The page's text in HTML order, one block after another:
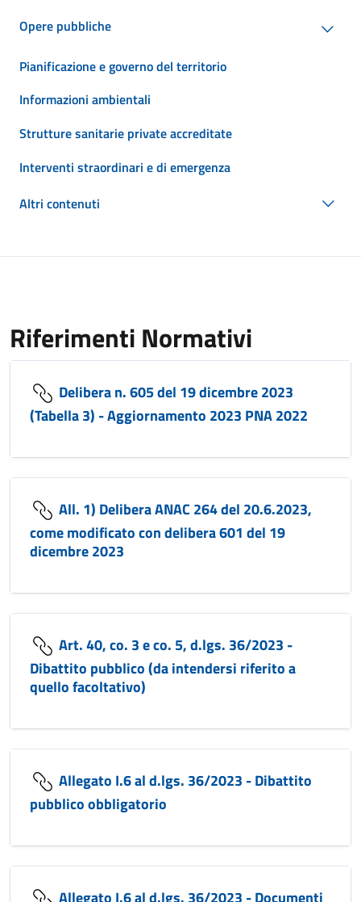
Opere pubbliche
Pianificazione e governo del territorio
Informazioni ambientali
Strutture sanitarie private accreditate
Interventi straordinari e di emergenza
Altri contenuti
Riferimenti Normativi
Delibera n. 605 del 19 dicembre 2023
(Tabella 3) - Aggiornamento 2023 PNA 2022
All. 1) Delibera ANAC 264 del 20.6.2023,
come modificato con delibera 601 del 19
dicembre 2023
Art. 40, co. 3 e co. 5, d.lgs. 36/2023 -
Dibattito pubblico (da intendersi riferito a
quello facoltativo)
Allegato I.6 al d.lgs. 36/2023 - Dibattito
pubblico obbligatorio
Allegato I.6 al d.lgs. 36/2023 - Documenti